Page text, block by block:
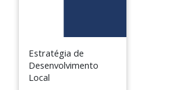
Estratégia de
Desenvolvimento
Local